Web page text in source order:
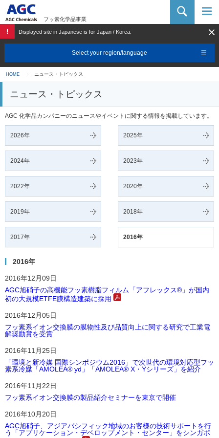
フッ素化学品事業
Displayed site in Japanese is for Japan / Korea.
Select your region/language
HOME ニュース・トピックス
ニュース・トピックス
AGC 化学品カンパニーのニュースやイベントに関する情報を掲載しています。
2026年 2025年
2024年 2023年
2022年 2020年
2019年 2018年
2017年 2016年
2016年
2016年12月09日
AGC旭硝子の高機能フッ素樹脂フィルム「アフレックス®」が国内
初の大規模ETFE膜構造建築に採用
2016年12月05日
フッ素系イオン交換膜の膜物性及び品質向上に関する研究で工業電
解奨励賞を受賞
2016年11月25日
「環境と新冷媒 国際シンポジウム2016」で次世代の環境対応型フッ
素系冷媒「AMOLEA® yd」「AMOLEA® X・Yシリーズ」を紹介
2016年11月22日
フッ素系イオン交換膜の製品紹介セミナーを東京で開催
2016年10月20日
AGC旭硝子、アジアパシフィック地域のお客様の技術サポートを行
う「アプリケーション・デベロップメント・センター」をシンガポ